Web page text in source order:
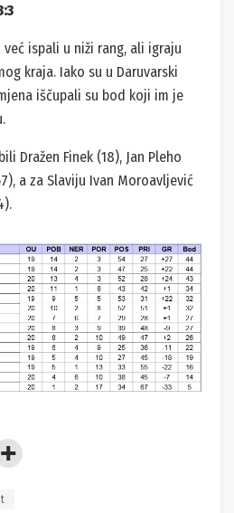
ispali u niži rang, ali igraju
kraja. Iako su u Daruvarski
iščupali su bod koji im je
Dražen Finek (18), Jan Pleho
a za Slaviju Ivan Moroavljević